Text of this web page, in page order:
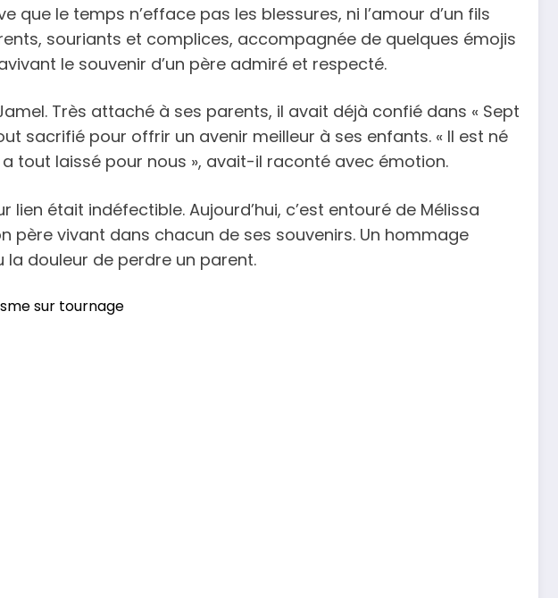
le temps n’efface pas les blessures, ni l’amour d’un fils
souriants et complices, accompagnée de quelques émojis
le souvenir d’un père admiré et respecté.
Très attaché à ses parents, il avait déjà confié dans « Sept
sacrifié pour offrir un avenir meilleur à ses enfants. « Il est né
tout laissé pour nous », avait-il raconté avec émotion.
était indéfectible. Aujourd’hui, c’est entouré de Mélissa
père vivant dans chacun de ses souvenirs. Un hommage
douleur de perdre un parent.
sur tournage